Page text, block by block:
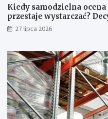
Kiedy samodzielna
przestaje wystarczać?
której nie zastąpi internet
27 lipca 2026